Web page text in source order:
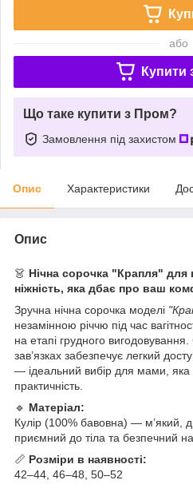
або
Купити
Що таке купити з Пром?
Замовлення під захистом
Опис Характеристики
Опис
👗 Нічна сорочка "Крапля" для
ніжність, яка дбає про ваш
Зручна нічна сорочка моделі
незамінною річчю під час
на етапі грудного
зав’язках забезпечує легкий
— ідеальний вибір для мами, яка
практичність.
🔹 Матеріал:
Кулір (100% бавовна) — м’який,
приємний до тіла та безпечний
📏 Розміри в наявності:
42–44, 46–48, 50–52